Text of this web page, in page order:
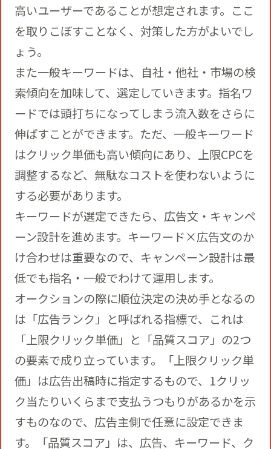
高いユーザーであることが想定されます。ここ
を取りこぼすことなく、対策した方がよいでし
ょう。
また一般キーワードは、自社・他社・市場の検
索傾向を加味して、選定していきます。指名ワ
ードでは頭打ちになってしまう流入数をさらに
伸ばすことができます。ただ、一般キーワード
はクリック単価も高い傾向にあり、上限CPCを
調整するなど、無駄なコストを使わないように
する必要があります。
キーワードが選定できたら、広告文・キャンペ
ーン設計を進めます。キーワード×広告文のか
け合わせは重要なので、キャンペーン設計は最
低でも指名・一般でわけて運用します。
オークションの際に順位決定の決め手となるの
は「広告ランク」と呼ばれる指標で、これは
「上限クリック単価」と「品質スコア」の2つ
の要素で成り立っています。「上限クリック単
価」は広告出稿時に指定するもので、1クリッ
ク当たりいくらまで支払うつもりがあるかを示
すものなので、広告主側で任意に設定できま
す。「品質スコア」は、広告、キーワード、ク